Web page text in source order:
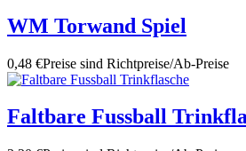
WM Torwand Spiel
0,48 €Preise sind Richtpreise/Ab-Preise
Faltbare Fussball